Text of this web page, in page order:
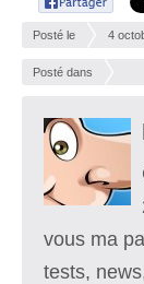
Posté le 4
Posté dans
vous ma
tests,